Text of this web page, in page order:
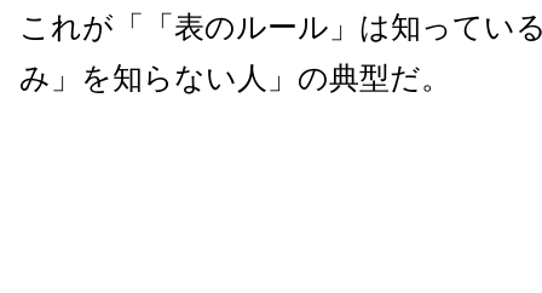
これが「「表のルール」は知ってい
み」を知らない人」の典型だ。